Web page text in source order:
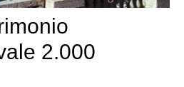
2.000